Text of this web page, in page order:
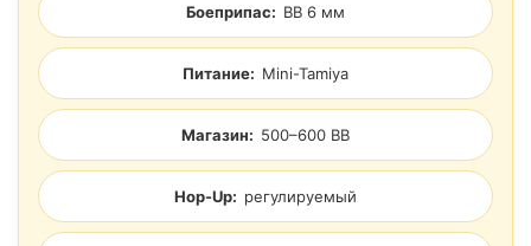
Боеприпас: BB 6 мм
Питание: Mini-Tamiya
Магазин: 500–600 BB
Hop-Up: регулируемый